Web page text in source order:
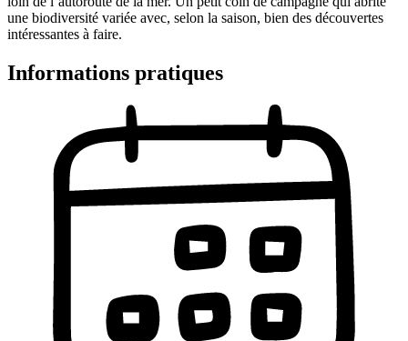
une biodiversité variée avec, selon la saison, bien des découvertes
intéressantes à faire.
Informations pratiques